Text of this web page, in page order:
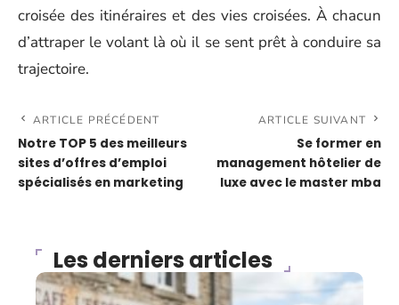
croisée des itinéraires et des vies croisées. À chacun
d’attraper le volant là où il se sent prêt à conduire sa
trajectoire.
ARTICLE PRÉCÉDENT
Notre TOP 5 des meilleurs
sites d’offres d’emploi
spécialisés en marketing
ARTICLE SUIVANT
Se former en
management hôtelier de
luxe avec le master mba
Les derniers articles